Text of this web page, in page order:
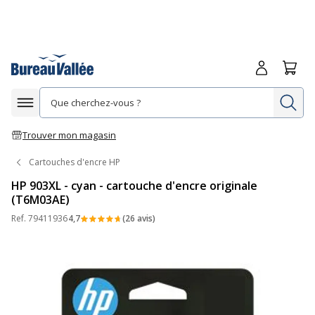
Afficher la navigation
Trouver mon magasin
Me
Cartouches d'encre HP
HP 903XL - cyan - cartouche d'encre originale
(T6M03AE)
Ref. 794119364,7 (26 avis)